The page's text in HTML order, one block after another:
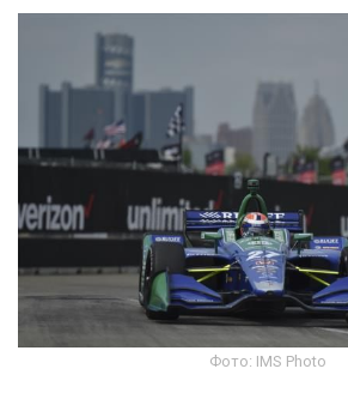
Фото: IMS Photo